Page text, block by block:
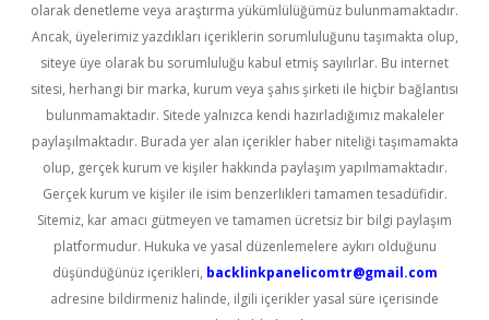
olarak denetleme veya araştırma yükümlülüğümüz bulunmamaktadır.
Ancak, üyelerimiz yazdıkları içeriklerin sorumluluğunu taşımakta olup,
siteye üye olarak bu sorumluluğu kabul etmiş sayılırlar. Bu internet
sitesi, herhangi bir marka, kurum veya şahıs şirketi ile hiçbir bağlantısı
bulunmamaktadır. Sitede yalnızca kendi hazırladığımız makaleler
paylaşılmaktadır. Burada yer alan içerikler haber niteliği taşımamakta
olup, gerçek kurum ve kişiler hakkında paylaşım yapılmamaktadır.
Gerçek kurum ve kişiler ile isim benzerlikleri tamamen tesadüfidir.
Sitemiz, kar amacı gütmeyen ve tamamen ücretsiz bir bilgi paylaşım
platformudur. Hukuka ve yasal düzenlemelere aykırı olduğunu
düşündüğünüz içerikleri, backlinkpanelicomtr@gmail.com
adresine bildirmeniz halinde, ilgili içerikler yasal süre içerisinde